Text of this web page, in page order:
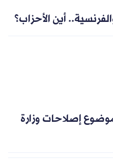
أين الأحزاب؟
إصلاحات وزارة